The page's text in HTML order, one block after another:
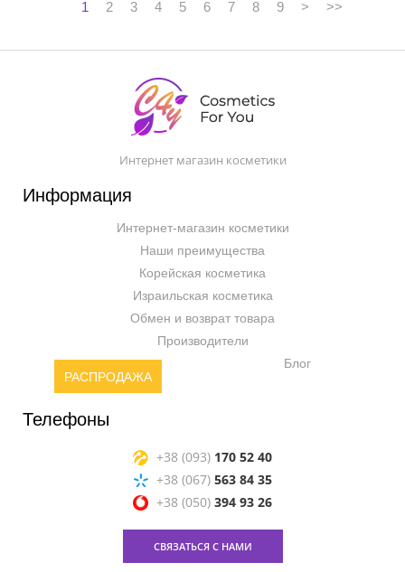
1 2 3 4 5 6 7 8 9 > >>
Интернет магазин косметики
Информация
Интернет-магазин косметики
Наши преимущества
Корейская косметика
Израильская косметика
Обмен и возврат товара
Производители
РАСПРОДАЖА
Блог
Телефоны
+38 (093) 170 52 40
+38 (067) 563 84 35
+38 (050) 394 93 26
СВЯЗАТЬСЯ С НАМИ